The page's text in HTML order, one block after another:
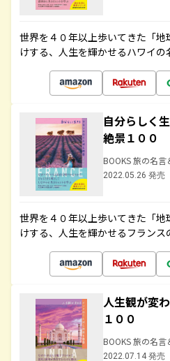
世界を４０年以上歩いてきた「
けする、人生を輝かせるハワイ
自分らしく
絶景１００
BOOKS 旅の名言
2022.05.26 発売
世界を４０年以上歩いてきた「
けする、人生を輝かせるフラン
人生観が変
１００
BOOKS 旅の名言
2022.07.14 発売